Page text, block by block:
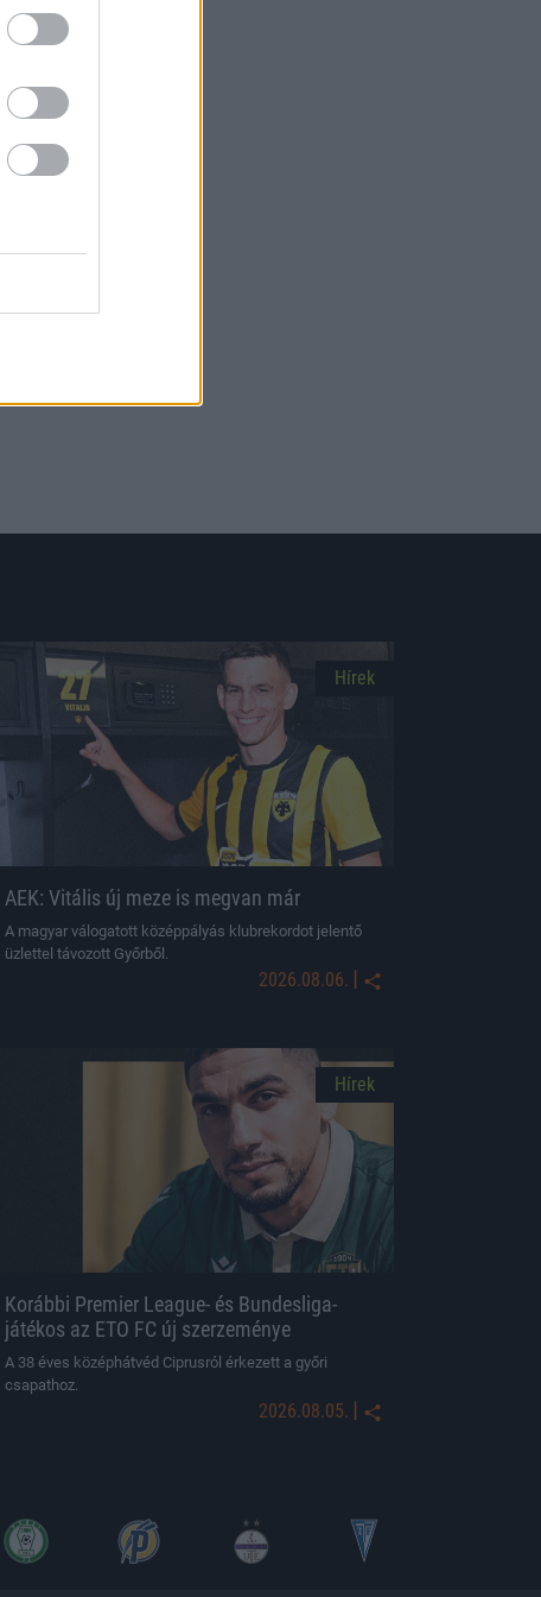
Hírek
AEK: Vitális új meze is megvan már
A magyar válogatott középpályás klubrekordot jelentő
üzlettel távozott Győrből.
2026.08.06. |
Hírek
Korábbi Premier League- és Bundesliga-
játékos az ETO FC új szerzeménye
A 38 éves középhátvéd Ciprusról érkezett a győri
csapathoz.
2026.08.05. |